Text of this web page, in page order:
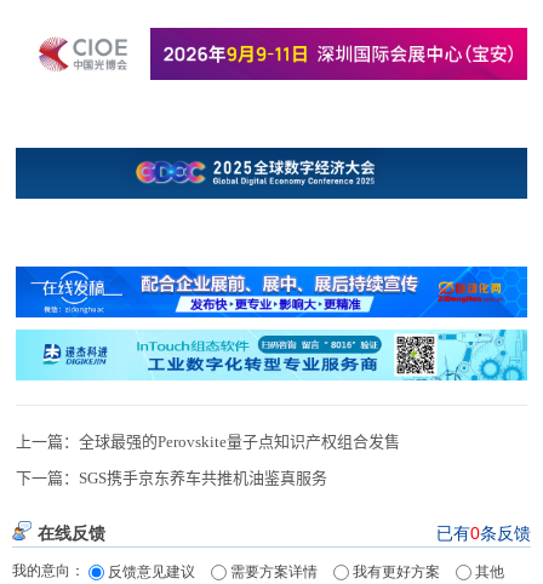
上一篇：全球最强的Perovskite量子点知识产权组合发售
下一篇： SGS携手京东养车共推机油鉴真服务